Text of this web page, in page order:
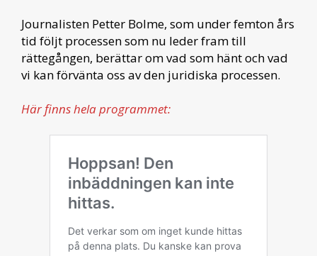
Journalisten Petter Bolme, som under femton års
tid följt processen som nu leder fram till
rättegången, berättar om vad som hänt och vad
vi kan förvänta oss av den juridiska processen.
Här finns hela programmet: